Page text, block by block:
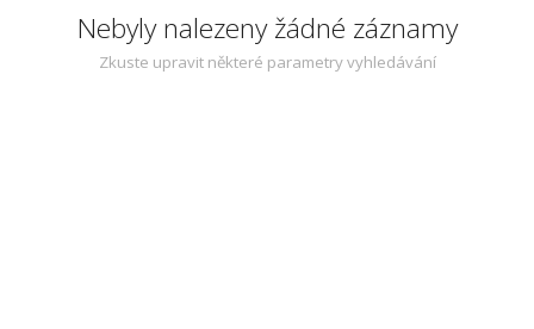
Nebyly nalezeny žádné záznamy
Zkuste upravit některé parametry vyhledávání